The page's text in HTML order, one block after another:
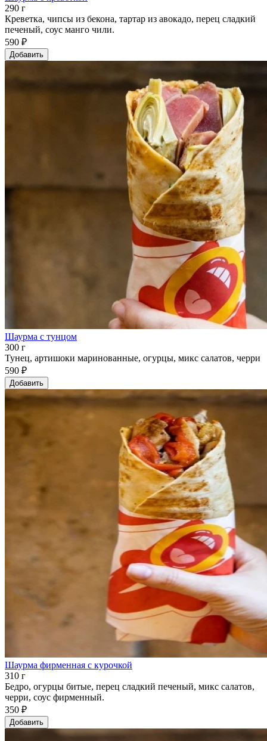
290 г
Креветка, чипсы из бекона, тартар из авокадо, перец сладкий
печеный, соус манго чили.
590 ₽
Добавить
Шаурма с тунцом
300 г
Тунец, артишоки маринованные, огурцы, микс салатов, черри
590 ₽
Добавить
Шаурма фирменная с курочкой
310 г
Бедро, огурцы битые, перец сладкий печеный, микс салатов,
черри, соус фирменный.
350 ₽
Добавить